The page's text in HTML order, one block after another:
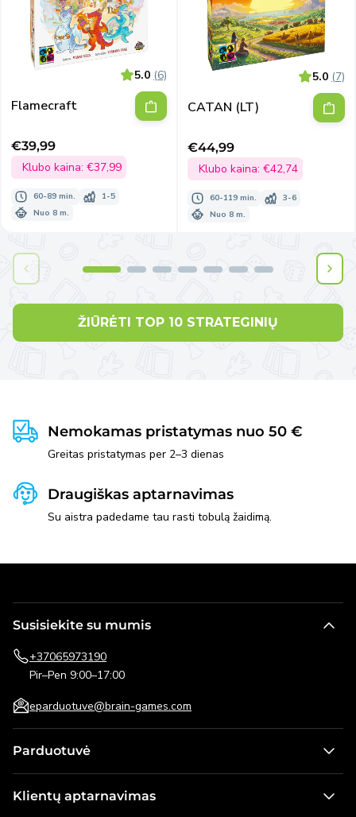
5.0 (6)
Flamecraft
Išpardavimo
kaina
€39,99
Klubo kaina: €37,99
60-89 min.
1-5
Nuo 8 m.
5.0 (7)
CATAN (LT)
Išpardavimo
kaina
€44,99
Klubo kaina: €42,74
60-119 min.
3-6
Nuo 8 m.
ŽIŪRĖTI TOP 10 STRATEGINIŲ
Nemokamas pristatymas nuo 50 €
Greitas pristatymas per 2–3 dienas
Draugiškas aptarnavimas
Su aistra padedame tau rasti tobulą žaidimą.
Susisiekite su mumis
+37065973190
Pir–Pen 9:00–17:00
eparduotuve@brain-games.com
Parduotuvė
Žaidimai vaikams
Klientų aptarnavimas